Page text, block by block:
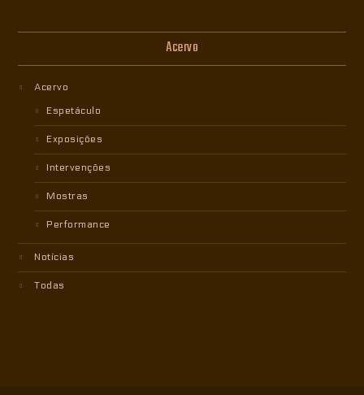
Acervo
Acervo
Espetáculo
Exposições
Intervenções
Mostras
Performance
Notícias
Todas